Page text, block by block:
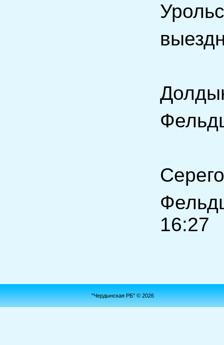
16:27
"Чердынская РБ" © 2026